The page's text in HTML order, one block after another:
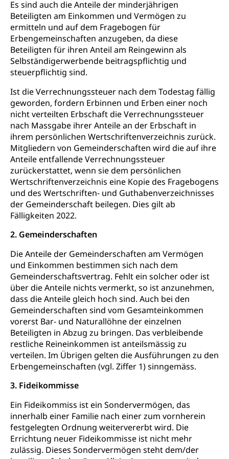
Es sind auch die Anteile der minderjährigen
Beteiligten am Einkommen und Vermögen zu
ermitteln und auf dem Fragebogen für
Erbengemeinschaften anzugeben, da diese
Beteiligten für ihren Anteil am Reingewinn als
Selbständigerwerbende beitragspflichtig und
steuerpflichtig sind.
Ist die Verrechnungssteuer nach dem Todestag fällig
geworden, fordern Erbinnen und Erben einer noch
nicht verteilten Erbschaft die Verrechnungssteuer
nach Massgabe ihrer Anteile an der Erbschaft in
ihrem persönlichen Wertschriftenverzeichnis zurück.
Mitgliedern von Gemeinderschaften wird die auf ihre
Anteile entfallende Verrechnungssteuer
zurückerstattet, wenn sie dem persönlichen
Wertschriftenverzeichnis eine Kopie des Fragebogens
und des Wertschriften- und Guthabenverzeichnisses
der Gemeinderschaft beilegen. Dies gilt ab
Fälligkeiten 2022.
2. Gemeinderschaften
Die Anteile der Gemeinderschaften am Vermögen
und Einkommen bestimmen sich nach dem
Gemeinderschaftsvertrag. Fehlt ein solcher oder ist
über die Anteile nichts vermerkt, so ist anzunehmen,
dass die Anteile gleich hoch sind. Auch bei den
Gemeinderschaften sind vom Gesamteinkommen
vorerst Bar- und Naturallöhne der einzelnen
Beteiligten in Abzug zu bringen. Das verbleibende
restliche Reineinkommen ist anteilsmässig zu
verteilen. Im Übrigen gelten die Ausführungen zu den
Erbengemeinschaften (vgl. Ziffer 1) sinngemäss.
3. Fideikommisse
Ein Fideikommiss ist ein Sondervermögen, das
innerhalb einer Familie nach einer zum vornherein
festgelegten Ordnung weitervererbt wird. Die
Errichtung neuer Fideikommisse ist nicht mehr
zulässig. Dieses Sondervermögen steht dem/der
Bücher, Bundesarchiv, Landesbibliothek
Staatsarchiv Luzern
Zentral- und Hochschulbibliothek
Archiv der Denkmalpflege
Kulturelle Einrichtungen
Museen, Theater, Bibliotheken
Dienststelle Kultur
Kunst & Kultur (Luzern Tourismus)
Kulturförderung
Kulturpolitik, Sprachförderung, Denkmalpflege,
kulturelles Angebot, Kulturerbe, kulturelles Erbe,
Nachwuchsförderung, Vermittlung, Selektive
Förderung, Kulturausschreibungen, Kulturpreis,
Werkbeitrag, Produktionsbeitrag, Recherche,
Bildende Kunst, Angewandte Kunst, Theater/Tanz,
Musik, Entwicklung, Programmbeiträge,
Filmförderung, Regionale Förderfonds,
Werkankäufe, Kunstankäufe, Kunst und Bau, Schule
und Kultur, Kulturgesuche, Kulturvermittlung
Kulturförderung und Vermittlung
Angebote für Schulklassen
Zentralschweizer Filmförderung
Mobilität
Schienenverkehr, Zugverkehr, Bahnverkehr,
Transportmittel, öffentlicher Verkehr
Verkehrsverbund Luzern VVL
Öffentlicher Verkehr Luzern Mobil
Schifffahrt
Schiffsverkehr, Binnenschifffahrt, Seeschifffahrt,
Flussschifffahrt
Schifffahrt (Strassenverkehrsamt)
Strasse
Autoverkehr, Lastwagenverkehr, Schwerverkehr,
leistungsabhängige Schwerverkehrsabgabe,
Individualverkehr
zentras (Betrieb und Unterhalt LU, OW, NW,
ZG)
Strassenverkehrsamt
Verkehr und Infrastruktur vif
Persönliches
Zivilstand